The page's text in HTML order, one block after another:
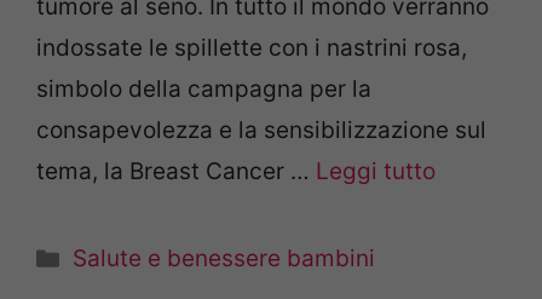
tumore al seno. In tutto il mondo verranno
indossate le spillette con i nastrini rosa,
simbolo della campagna per la
consapevolezza e la sensibilizzazione sul
tema, la Breast Cancer … Leggi tutto
Categorie
Salute e benessere bambini